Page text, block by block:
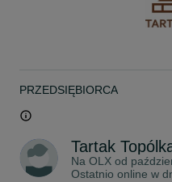
PRZEDSIĘBIORCA
Tartak
Na OLX od
Ostatnio online w